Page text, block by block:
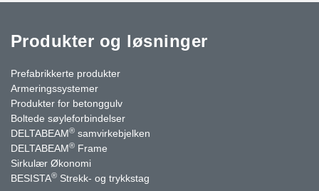
Produkter og løsninger
Prefabrikkerte produkter
Armeringssystemer
Produkter for betonggulv
Boltede søyleforbindelser
DELTABEAM® samvirkebjelken
DELTABEAM® Frame
Sirkulær Økonomi
BESISTA® Strekk- og trykkstag